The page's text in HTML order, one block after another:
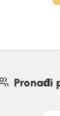
Pronađi